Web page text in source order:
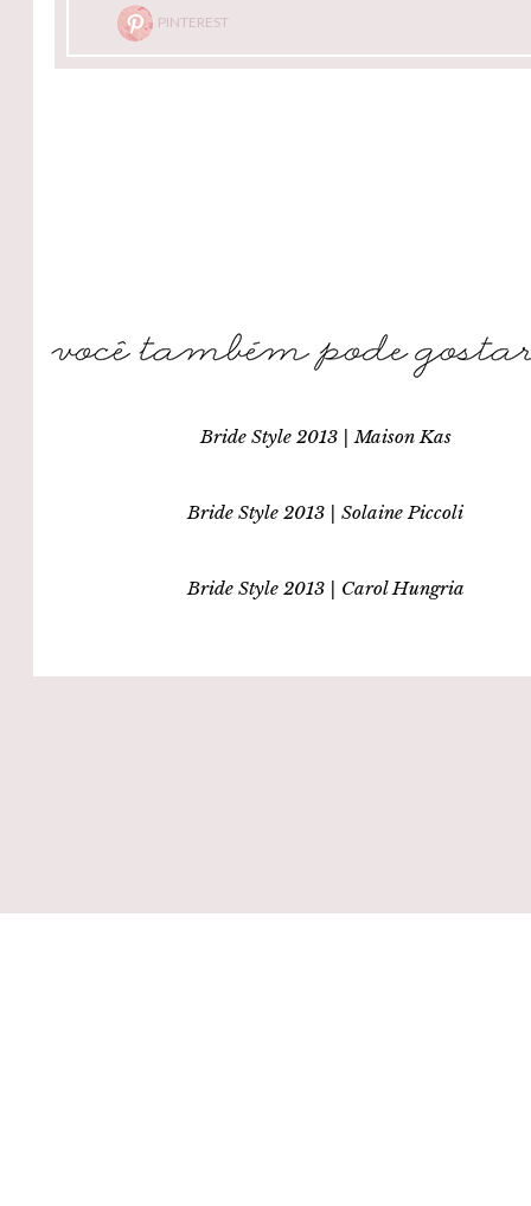
PINTEREST
Bride Style 2013 | Maison Kas
Bride Style 2013 | Solaine Piccoli
Bride Style 2013 | Carol Hungria